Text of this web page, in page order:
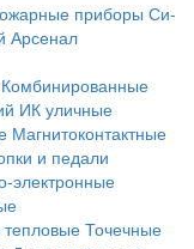
приборы Си-
Арсенал
Комбинированные
ИК уличные
Магнитоконтактные
и педали
электронные
Точечные